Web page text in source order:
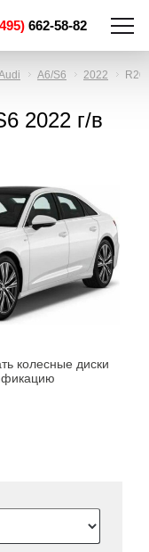
662-58-82
A6/S6 2022 R20
2022 г/в
колесные диски